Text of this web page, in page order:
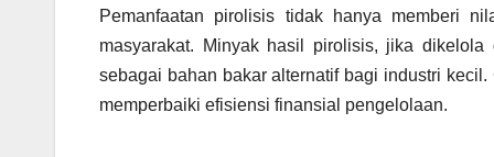
Pemanfaatan pirolisis tidak hanya memberi
masyarakat. Minyak hasil pirolisis, jika
sebagai bahan bakar alternatif bagi industri
memperbaiki efisiensi finansial pengelolaan.